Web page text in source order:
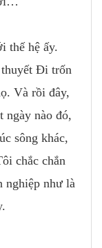
thế hệ ấy.
thuyết Đi trốn
Và rồi đây,
ngày nào đó,
sông khác,
chắc chắn
nghiệp như là